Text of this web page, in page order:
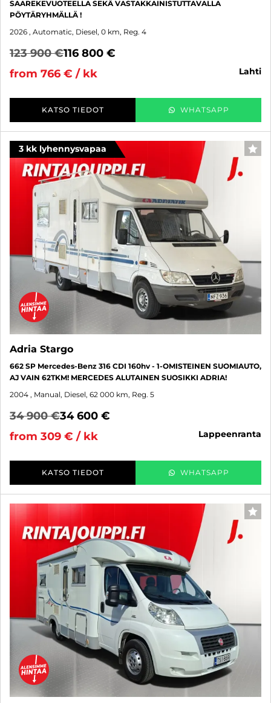
SAAREKEVUOTEELLA SEKÄ VASTAKKAINISTUTTAVALLA
PÖYTÄRYHMÄLLÄ !
2026 , Automatic, Diesel, 0 km, Reg. 4
123 900 €116 800 €
from 766 € / kk
lahti
KATSO TIEDOT WHATSAPP
3 kk lyhennysvapaa
Adria Stargo
662 SP Mercedes-Benz 316 CDI 160hv - 1-OMISTEINEN SUOMIAUTO,
AJ VAIN 62TKM! MERCEDES ALUTAINEN SUOSIKKI ADRIA!
2004 , Manual, Diesel, 62 000 km, Reg. 5
34 900 €34 600 €
from 309 € / kk
lappeenranta
KATSO TIEDOT WHATSAPP